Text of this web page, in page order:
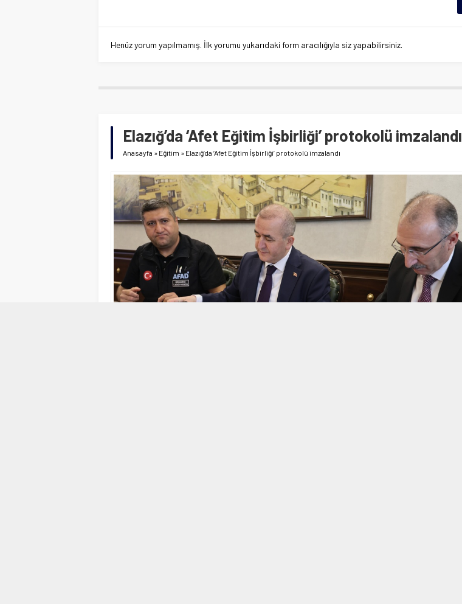
Henüz yorum yapılmamış. İlk yorumu yukarıdaki form aracılığıyla siz yapabilirsiniz.
Elazığ’da ‘Afet Eğitim İşbirliği’ protokolü imzalandı
Anasayfa » Eğitim » Elazığ’da ‘Afet Eğitim İşbirliği’ protokolü imzalandı